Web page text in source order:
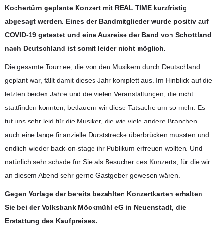
Kochertürn geplante Konzert mit REAL TIME kurzfristig
abgesagt werden. Eines der Bandmitglieder wurde positiv auf
COVID-19 getestet und eine Ausreise der Band von Schottland
nach Deutschland ist somit leider nicht möglich.
Die gesamte Tournee, die von den Musikern durch Deutschland
geplant war, fällt damit dieses Jahr komplett aus. Im Hinblick auf die
letzten beiden Jahre und die vielen Veranstaltungen, die nicht
stattfinden konnten, bedauern wir diese Tatsache um so mehr. Es
tut uns sehr leid für die Musiker, die wie viele andere Branchen
auch eine lange finanzielle Durststrecke überbrücken mussten und
endlich wieder back-on-stage ihr Publikum erfreuen wollten. Und
natürlich sehr schade für Sie als Besucher des Konzerts, für die wir
an diesem Abend sehr gerne Gastgeber gewesen wären.
Gegen Vorlage der bereits bezahlten Konzertkarten erhalten
Sie bei der Volksbank Möckmühl eG in Neuenstadt, die
Erstattung des Kaufpreises.